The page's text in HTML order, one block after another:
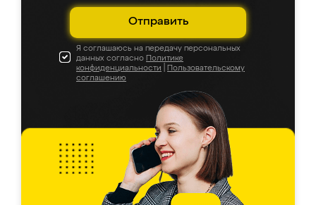
Отправить
Я соглашаюсь на передачу персональных
данных согласно Политике
конфиденциальности
Пользовательскому
соглашению